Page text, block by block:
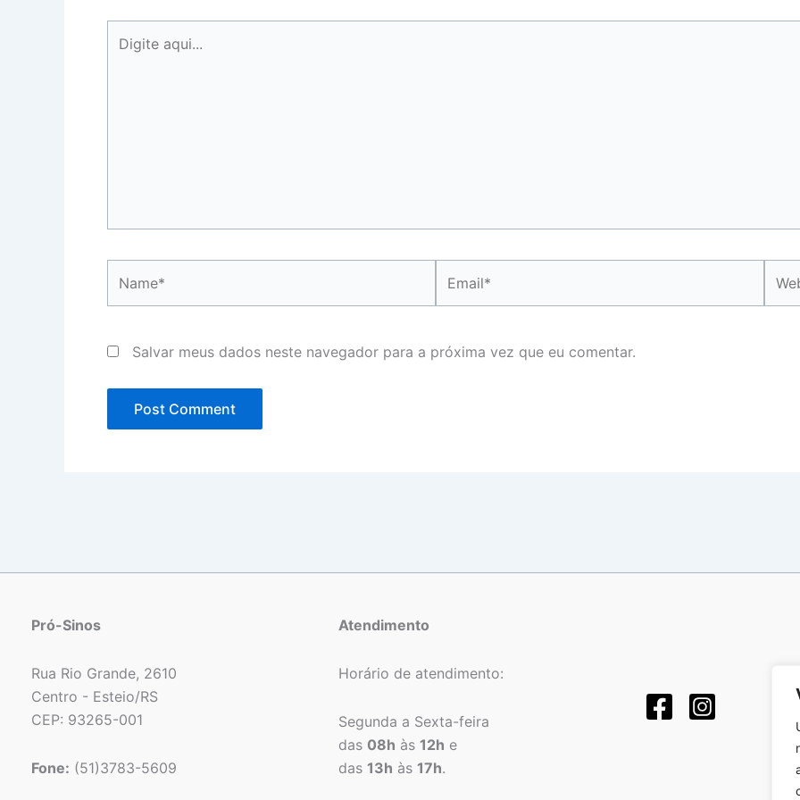
aqui...
Salvar meus dados neste navegador para a próxima vez que eu comentar.
Pró-Sinos
Rua Rio Grande, 2610
Centro - Esteio/RS
CEP: 93265-001
Fone: (51)3783-5609
Atendimento
Horário de atendimento:
Segunda a Sexta-feira
das 08h às 12h e
das 13h às 17h.